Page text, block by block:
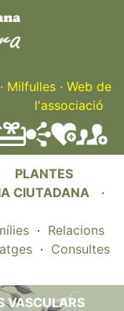
· Milfulles · Web de
l'associació
PLANTES
CIUTADANA ·
· Relacions
· Consultes
VASCULARS